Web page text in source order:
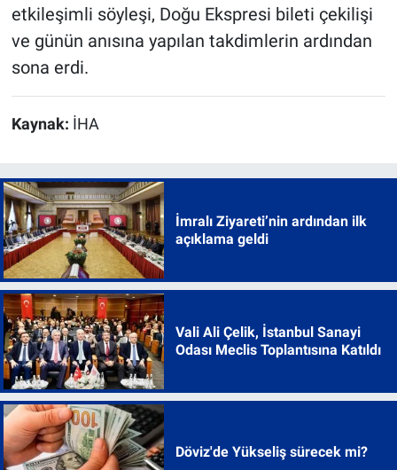
etkileşimli söyleşi, Doğu Ekspresi bileti çekilişi
ve günün anısına yapılan takdimlerin ardından
sona erdi.
Kaynak: İHA
İmralı Ziyareti’nin ardından ilk
açıklama geldi
Vali Ali Çelik, İstanbul Sanayi
Odası Meclis Toplantısına Katıldı
Döviz'de Yükseliş sürecek mi?